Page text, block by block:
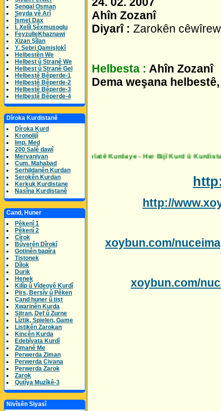
Şengal Osman
Seyda yê Arî
Îsmet Dax
Î. Xelîl Şêxmusoglu
FeyzulleKhaznawi
Xizan Şîlan
Y. Sebri Qamişlokî
Helbestên We
Helbest û Stranê We
Helbest û Stranê Gel
Helbestê Bêperde-1
Helbestê Bêperde-2
Helbestê Bêperde-3
Helbestê Bêperde-4
Dîroka Kurdistanê
Dîroka Kurd
Kronolijî
Imp. Med
200 Salê dawî
Mervaniyan
Cum. Mahabad
Serhildanên Kurdan
Serokên Kurdan
Kerkuk Kurdistane
Nasîna Kurdistanê
Cand, Huner
Pêkenî 1
Pêkenî 2
Cîrok
Bûyerên Dîrokî
Gotinên bapîra
Tistonek
Dîlok
Durik
Henek
Kilîp û Vîdeoyê Kurdî
Pirs, Bersîv û Pêken
Çand huner û tişt
Xwarinên Kurda
Sitran, Def û Zurne
Lîztik, Spielen, Game
Listikên Zarokan
Kincên Kurda
Edebîyata Kurdî
Zimanê Me
Perwerda Ziman
Perwerda Civana
Perwerda Zarok
Zarok
Qutîya Muzîkê-3
Nivîsên Siyasî
Ahîn Zozanî
Diyarî : Zarokên
Helbesta : Ahîn Zozanî
Dema weşana
http://
xoybun.com/
xoybun.com/